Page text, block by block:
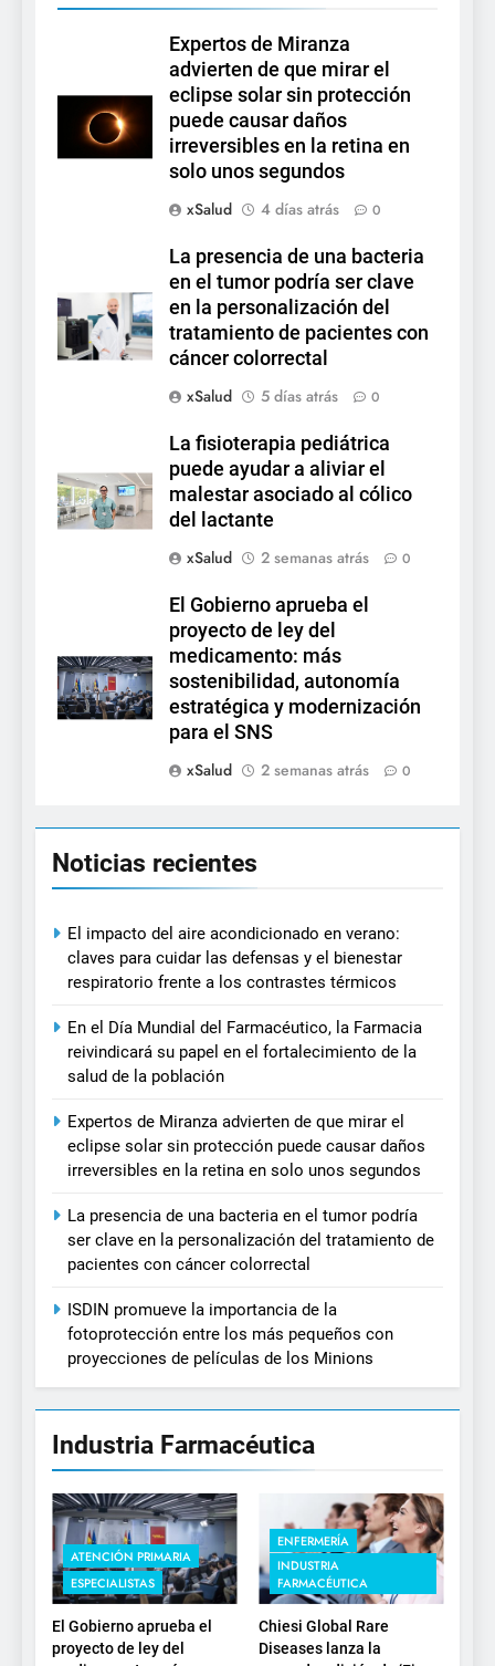
Expertos de Miranza
advierten de que mirar el
eclipse solar sin protección
puede causar daños
irreversibles en la retina en
solo unos segundos
xSalud
4 días atrás 0
La presencia de una bacteria
en el tumor podría ser clave
en la personalización del
tratamiento de pacientes con
cáncer colorrectal
xSalud
5 días atrás 0
La fisioterapia pediátrica
puede ayudar a aliviar el
malestar asociado al cólico
del lactante
xSalud
2 semanas atrás 0
El Gobierno aprueba el
proyecto de ley del
medicamento: más
sostenibilidad, autonomía
estratégica y modernización
para el SNS
xSalud
2 semanas atrás 0
Noticias recientes
El impacto del aire acondicionado en verano:
claves para cuidar las defensas y el bienestar
respiratorio frente a los contrastes térmicos
En el Día Mundial del Farmacéutico, la Farmacia
reivindicará su papel en el fortalecimiento de la
salud de la población
Expertos de Miranza advierten de que mirar el
eclipse solar sin protección puede causar daños
irreversibles en la retina en solo unos segundos
La presencia de una bacteria en el tumor podría
ser clave en la personalización del tratamiento de
pacientes con cáncer colorrectal
ISDIN promueve la importancia de la
fotoprotección entre los más pequeños con
proyecciones de películas de los Minions
Industria Farmacéutica
ATENCIÓN PRIMARIA
ESPECIALISTAS
El Gobierno aprueba el
proyecto de ley del
ENFERMERÍA
INDUSTRIA
FARMACÉUTICA
Chiesi Global Rare
Diseases lanza la